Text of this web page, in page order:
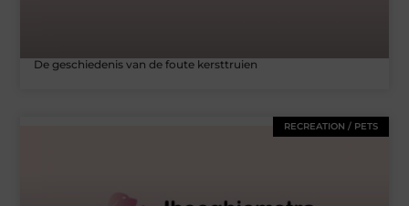
De geschiedenis van de foute kersttruien
RECREATION / PETS